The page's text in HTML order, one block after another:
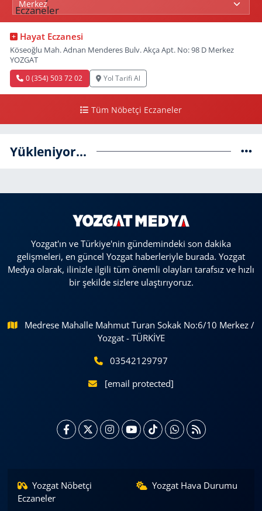
Hayat Eczanesi
Köseoğlu Mah. Adnan Menderes Bulv. Akça Apt. No: 98 D Merkez
YOZGAT
0 (354) 503 72 02 Yol Tarifi Al
Tüm Nöbetçi Eczaneler
Yükleniyor...
Yozgat'ın ve Türkiye'nin gündemindeki son dakika
gelişmeleri, en güncel Yozgat haberleriyle burada. Yozgat
Medya olarak, ilinizle ilgili tüm önemli olayları tarafsız ve hızlı
bir şekilde sizlere ulaştırıyoruz.
Medrese Mahalle Mahmut Turan Sokak No:6/10 Merkez /
Yozgat - TÜRKİYE
03542129797
[email protected]
Yozgat Nöbetçi
Eczaneler
Yozgat Hava Durumu